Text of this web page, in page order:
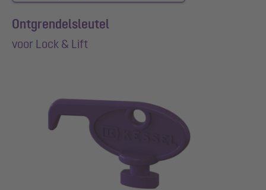
Ontgrendelsleutel
voor Lock & Lift